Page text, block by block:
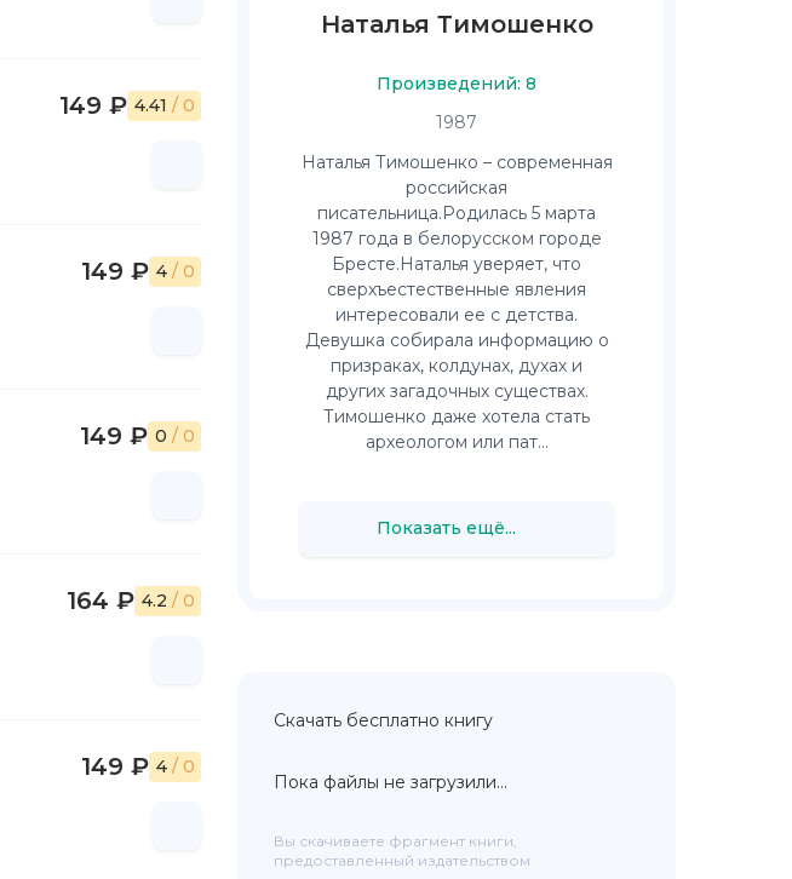
149 ₽ 4.41 / 0
149 ₽ 4 / 0
149 ₽ 0 / 0
164 ₽ 4.2 / 0
149 ₽ 4 / 0
Наталья Тимошенко
Произведений: 8
1987
Наталья Тимошенко – современная
российская
писательница.Родилась 5 марта
1987 года в белорусском городе
Бресте.Наталья уверяет, что
сверхъестественные явления
интересовали ее с детства.
Девушка собирала информацию о
призраках, колдунах, духах и
других загадочных существах.
Тимошенко даже хотела стать
археологом или пат...
Показать ещё...
Скачать бесплатно книгу
Пока файлы не загрузили...
Вы скачиваете фрагмент книги,
предоставленный издательством